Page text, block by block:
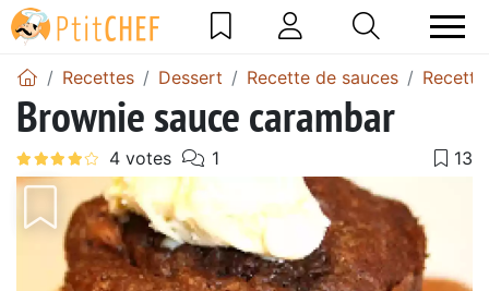
Recettes Dessert Recette de sauces
Brownie sauce carambar